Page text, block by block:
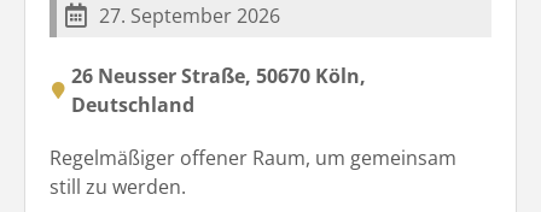
27. September 2026
26 Neusser Straße, 50670 Köln,
Deutschland
Regelmäßiger offener Raum, um gemeinsam
still zu werden.